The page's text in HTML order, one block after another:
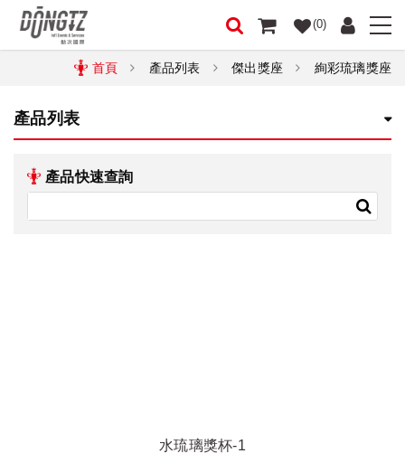
(0)
首頁 產品列表 傑出獎座 絢彩琉璃獎座
產品列表
產品快速查詢